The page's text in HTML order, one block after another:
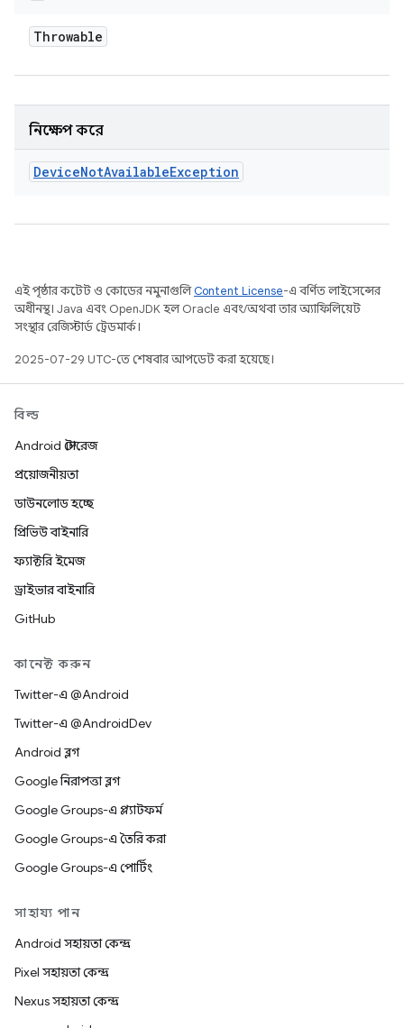
Throwable
নিক্ষেপ করে
DeviceNotAvailableException
এই পৃষ্ঠার কন্টেন্ট ও কোডের নমুনাগুলিContent License-এ বর্ণিত লাইসেন্সের
অধীনস্থ। Java এবং OpenJDK হল Oracle এবং/অথবা তার অ্যাফিলিয়েট
সংস্থার রেজিস্টার্ড ট্রেডমার্ক।
2025-07-29 UTC-তে শেষবার আপডেট করা হয়েছে।
বিল্ড
Android স্টোরেজ
প্রয়োজনীয়তা
ডাউনলোড হচ্ছে
প্রিভিউ বাইনারি
ফ্যাক্টরি ইমেজ
ড্রাইভার বাইনারি
GitHub
কানেক্ট করুন
Twitter-এ @Android
Twitter-এ @AndroidDev
Android ব্লগ
Google নিরাপত্তা ব্লগ
Google Groups-এ প্ল্যাটফর্ম
Google Groups-এ তৈরি করা
Google Groups-এ পোর্টিং
সাহায্য পান
Android সহায়তা কেন্দ্র
Pixel সহায়তা কেন্দ্র
Nexus সহায়তা কেন্দ্র